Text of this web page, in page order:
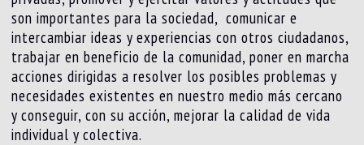
son importantes para la sociedad, comunicar e
intercambiar ideas y experiencias con otros ciudadanos,
trabajar en beneficio de la comunidad, poner en marcha
acciones dirigidas a resolver los posibles problemas y
necesidades existentes en nuestro medio más cercano
y conseguir, con su acción, mejorar la calidad de vida
individual y colectiva.